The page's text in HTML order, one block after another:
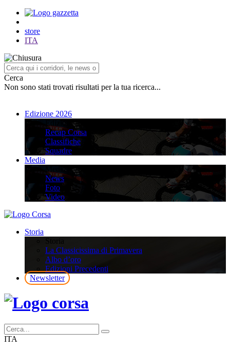
store
ITA
Cerca
Non sono stati trovati risultati per la tua ricerca...
Edizione 2026
Edizione 2026
Recap Corsa
Classifiche
Squadre
Media
Media
News
Foto
Video
Storia
La Classicissima di Primavera
Albo d’oro
Edizioni Precedenti
Newsletter
ITA